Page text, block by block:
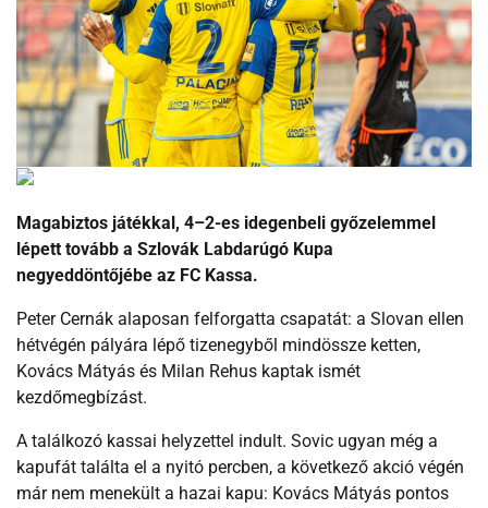
Magabiztos játékkal, 4–2-es idegenbeli győzelemmel
lépett tovább a Szlovák Labdarúgó Kupa
negyeddöntőjébe az FC Kassa.
Peter Cernák alaposan felforgatta csapatát: a Slovan ellen
hétvégén pályára lépő tizenegyből mindössze ketten,
Kovács Mátyás és Milan Rehus kaptak ismét
kezdőmegbízást.
A találkozó kassai helyzettel indult. Sovic ugyan még a
kapufát találta el a nyitó percben, a következő akció végén
már nem menekült a hazai kapu: Kovács Mátyás pontos